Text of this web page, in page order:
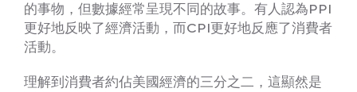
的事物，但數據經常呈現不同的故事。有人認為PPI
更好地反映了經濟活動，而CPI更好地反應了消費者
活動。
理解到消費者約佔美國經濟的三分之二，這顯然是